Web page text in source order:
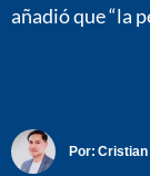
añadió que “la
Por: Cristian